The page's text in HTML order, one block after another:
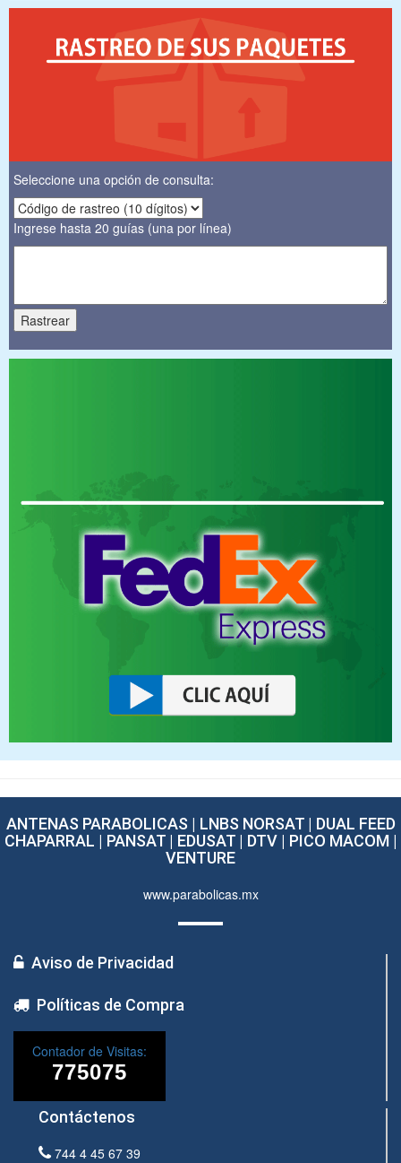
Seleccione una opción de consulta:
Ingrese hasta 20 guías (una por línea)
ANTENAS PARABOLICAS | LNBS NORSAT | DUAL FEED
CHAPARRAL | PANSAT | EDUSAT | DTV | PICO MACOM |
VENTURE
www.parabolicas.mx
Aviso de Privacidad
Políticas de Compra
Contador de Visitas:
Contáctenos
744 4 45 67 39